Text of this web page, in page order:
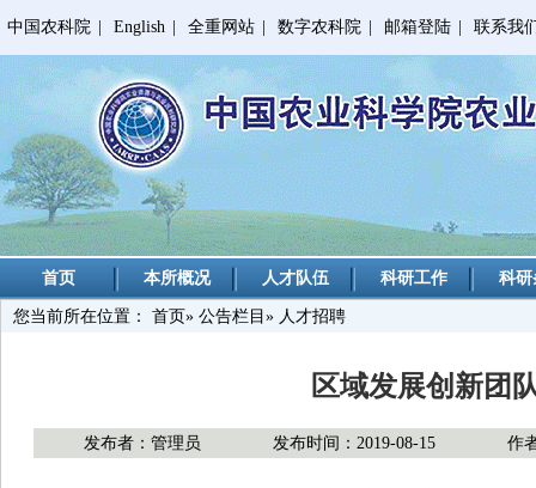
中国农科院 English 全重网站 数字农科院 邮箱登陆 联系我
首页 本所概况 人才队伍 科研工作 科
您当前所在位置： 首页» 公告栏目 » 人才招聘
区域发展创新团
发布者：管理员 发布时间：2019-08-15 作